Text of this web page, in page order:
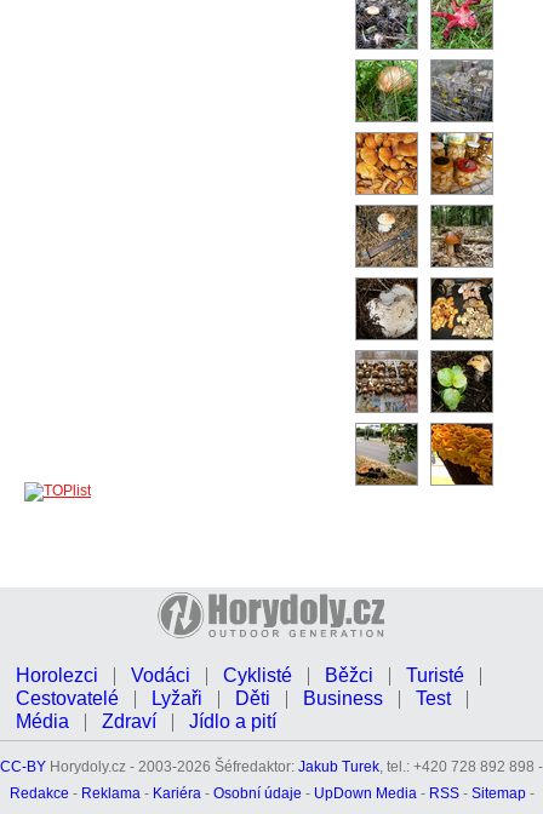
Horolezci Vodáci Cyklisté Běžci
Turisté
Cestovatelé
Lyžaři Děti Business
Test
Média
Zdraví Jídlo a pití
CC-BY Horydoly.cz - 2003-2026 Šéfredaktor: Jakub Turek, tel.: +420 728 892 898 -
Redakce - Reklama- Kariéra- Osobní údaje - UpDown Media- RSS- Sitemap-